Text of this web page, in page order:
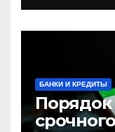
БАНКИ И КРЕДИТЫ